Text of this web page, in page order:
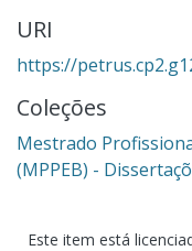
URI
https://
Coleções
Mestrado
(MPPEB) -
Este item está